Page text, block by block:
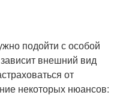
подойти с особой
зависит внешний вид
от
некоторых нюансов: